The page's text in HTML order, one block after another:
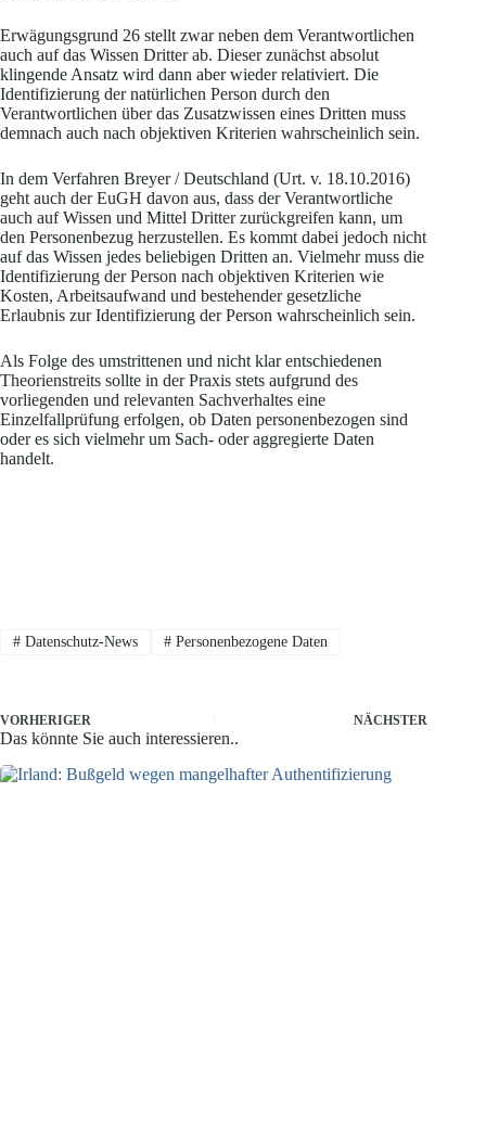
Erwägungsgrund 26 stellt zwar neben dem Verantwortlichen
auch auf das Wissen Dritter ab. Dieser zunächst absolut
klingende Ansatz wird dann aber wieder relativiert. Die
Identifizierung der natürlichen Person durch den
Verantwortlichen über das Zusatzwissen eines Dritten muss
demnach auch nach objektiven Kriterien wahrscheinlich sein.
In dem Verfahren Breyer / Deutschland (Urt. v. 18.10.2016)
geht auch der EuGH davon aus, dass der Verantwortliche
auch auf Wissen und Mittel Dritter zurückgreifen kann, um
den Personenbezug herzustellen. Es kommt dabei jedoch nicht
auf das Wissen jedes beliebigen Dritten an. Vielmehr muss die
Identifizierung der Person nach objektiven Kriterien wie
Kosten, Arbeitsaufwand und bestehender gesetzliche
Erlaubnis zur Identifizierung der Person wahrscheinlich sein.
Als Folge des umstrittenen und nicht klar entschiedenen
Theorienstreits sollte in der Praxis stets aufgrund des
vorliegenden und relevanten Sachverhaltes eine
Einzelfallprüfung erfolgen, ob Daten personenbezogen sind
oder es sich vielmehr um Sach- oder aggregierte Daten
handelt.
#Datenschutz-News #Personenbezogene Daten
VORHERIGER NÄCHSTER
Das könnte Sie auch interessieren..